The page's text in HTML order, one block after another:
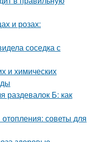
и розах:
соседка с
и химических
раздевалок Б: как
советы для